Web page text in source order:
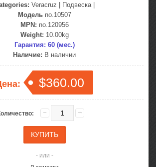
Veracruz Подвеска|
Модельno.10507
MPN: no.120956
Weight: 10.00kg
Гарантия: 60 (мес.)
Наличие: В наличии
$360.00
- или -